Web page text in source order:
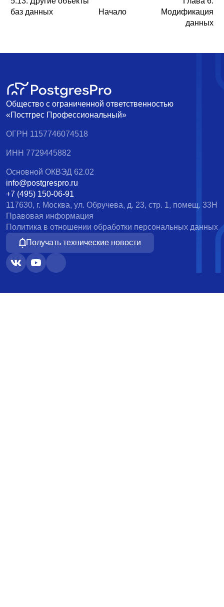
баз данных
Начало
Модификация
данных
Общество с ограниченной ответственностью
«Постгрес Профессиональный»
ОГРН 1157746074518
ИНН 7729445882
Основной ОКВЭД 62.02
info@postgrespro.ru
+7 (495) 150-06-91
117630, г. Москва, ул. Обручева, д. 23, стр. 1, помещ. 33Н
Правовая информация
Политика в отношении обработки персональных данных
Получать технические новости